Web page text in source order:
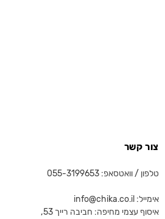
צור קשר
טלפון / וואטסאפ: 055-3199653
אימייל: info@chika.co.il
איסוף עצמי מחיפה: חביבה רייך 53,